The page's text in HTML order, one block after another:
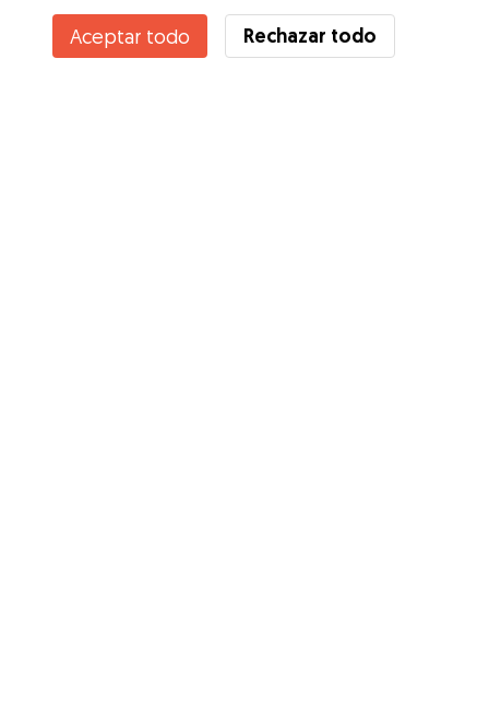
¿Conoces los Beneficios de Gudog? Ver más
Aceptar todo Rechazar todo